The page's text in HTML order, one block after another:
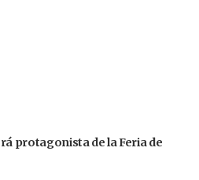
protagonista de la Feria de